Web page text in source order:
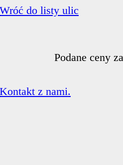
Wróć do listy ulic
Podane ceny
Kontakt z nami.